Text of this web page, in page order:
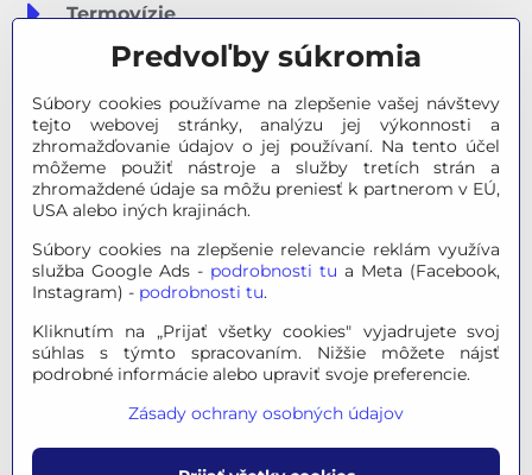
Termovízie
Meteostanice
Značky
Výpredaj
Tipy na darčeky
Poradňa - Ako si vybrať
© 2026 OPTINO s.r.o., všetky práva vyhradené. Všetky logá a
vlastníka.
Mapa stránok|Právne informácie|Ochrana osobných
Predvoľby súkromia
Súbory cookies používame na zlepšenie vašej návštevy
tejto webovej stránky, analýzu jej výkonnosti a
zhromažďovanie údajov o jej používaní. Na tento účel
môžeme použiť nástroje a služby tretích strán a
zhromaždené údaje sa môžu preniesť k partnerom v EÚ,
USA alebo iných krajinách.
Súbory cookies na zlepšenie relevancie reklám využíva
služba Google Ads - podrobnosti tu a Meta (Facebook,
Instagram) - podrobnosti tu.
Kliknutím na „Prijať všetky cookies" vyjadrujete svoj
súhlas s týmto spracovaním. Nižšie môžete nájsť
podrobné informácie alebo upraviť svoje preferencie.
Zásady ochrany osobných údajov